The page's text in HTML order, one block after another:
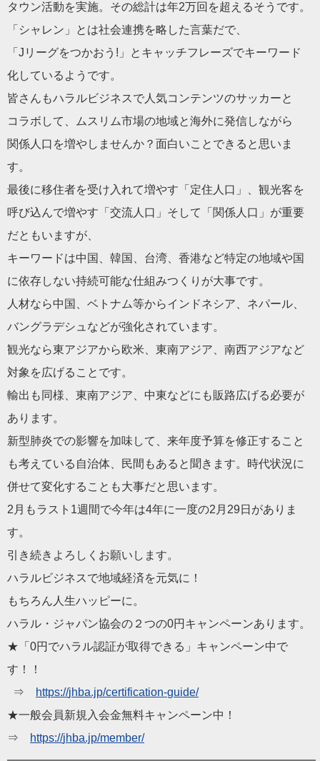
タウン活動を実施。その総計は年2万回を超えるそうです。
「シャレン」とは社会連携を略した言葉だで、
「Jリーグをつかおう!」とキャッチフレーズでキーワード
化しているようです。
皆さんもハラルビジネス で人気コンテンツのサッカーと
コラボして、ムスリム市場の地域と海外に発信しながら
関係人口を増やしませんか？面白いことできると思いま
す。
最後に移住者を受け入れて増やす「定住人口」、観光客を
呼び込んで増やす「交流人口」そして「関係人口」が重要
だともいますが、
キーワードは中国、韓国、台湾、香港など特定の地域や国
に依存しない持続可能な仕組みつくりが大事です。
人材なら中国、ベトナム等からインドネシア、ネパール、
バングラデシュなどが強化されています。
観光なら東アジアから欧米、東南アジア、南西アジアなど
対象を広げることです。
輸出も同様、東南アジア、中東などにも販路広げる必要が
あります。
新型肺炎での影響を加味して、来年度予算を修正すること
も考えている自治体、民間もあると聞きます。時代状況に
併せて変化することも大事だと思います。
2月もラスト1週間で今年は4年に一度の2月29日がありま
す。
引き続きよろしくお願いします。
ハラルビジネス で地域経済を元気に！
もちろん人生ハッピーに。
ハラル ・ ジャパン協会の２つの0円キャンペーンあります。
★「0円でハラル認証が取得できる」キャンペーン中で
す！！
⇒
https://jhba.jp/certification-guide/
★一般会員新規入会金無料キャンペーン中！
⇒
https://jhba.jp/member/